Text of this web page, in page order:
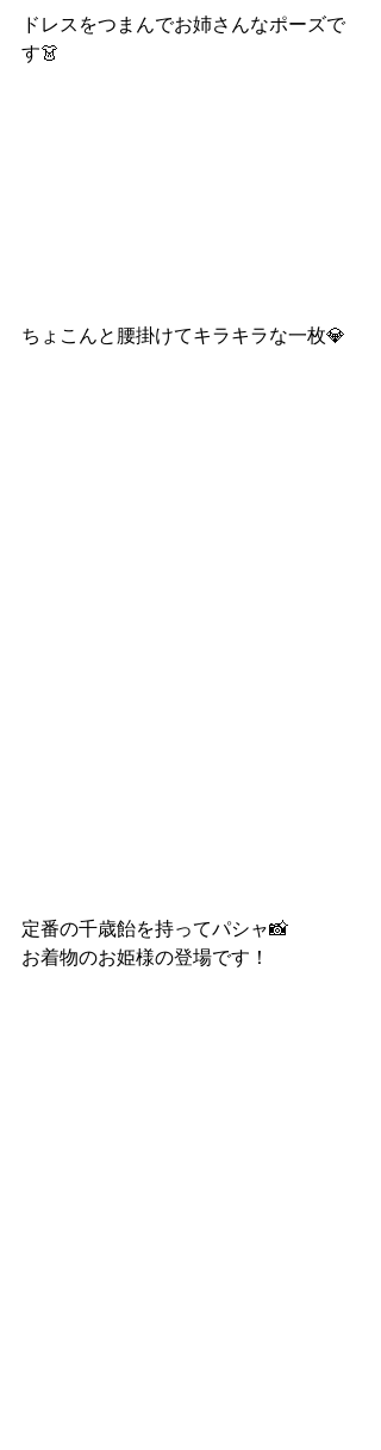
ドレスをつまんでお姉さんなポーズで
す👗
ちょこんと腰掛けてキラキラな一枚💎
定番の千歳飴を持ってパシャ📸
お着物のお姫様の登場です！